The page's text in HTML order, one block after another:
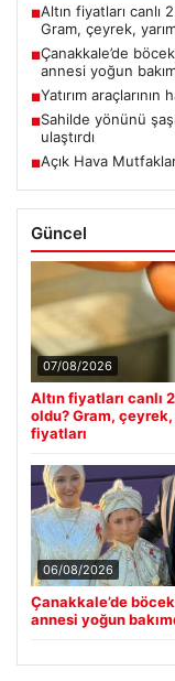
■Altın fiyatları canlı
Gram, çeyrek,
■Çanakkale’de
annesi yoğun
■Yatırım
■Sahilde yönünü
ulaştırdı
■Açık Hava
Güncel
07/08/2026
Altın fiyatları canlı
oldu? Gram, çeyrek,
fiyatları
06/08/2026
Çanakkale’de
annesi yoğun